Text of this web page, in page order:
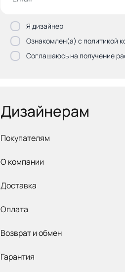
Я дизайнер
Ознакомлен(а) с политикой
Соглашаюсь на получение
Дизайнерам
Покупателям
О компании
Доставка
Оплата
Возврат и обмен
Гарантия